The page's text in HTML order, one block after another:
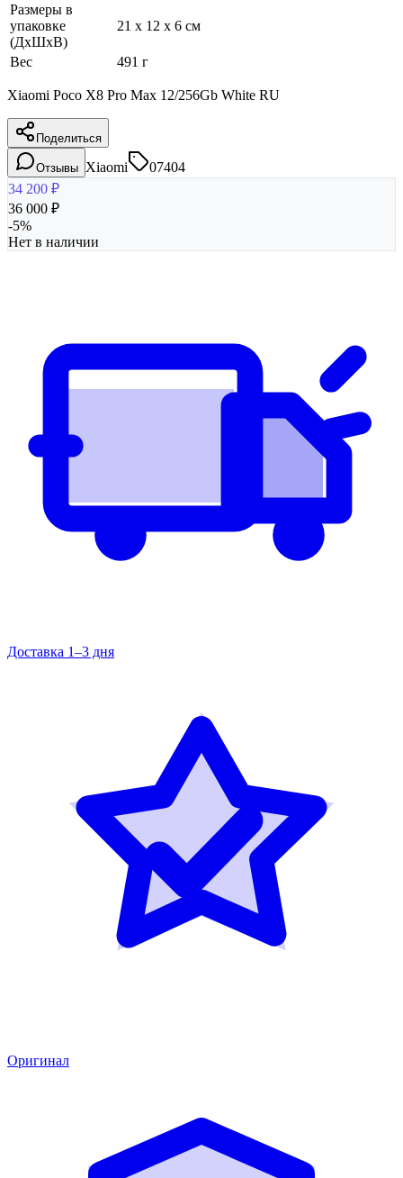
Размеры в
упаковке
(ДхШхВ)
21 x 12 x 6 см
Вес 491 г
Xiaomi Poco X8 Pro Max 12/256Gb White RU
Поделиться
Отзывы Xiaomi
07404
34 200 ₽
36 000 ₽
-5%
Нет в наличии
Доставка 1–3 дня
Оригинал